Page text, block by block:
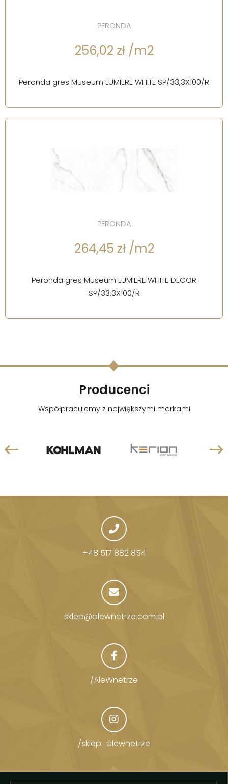
PERONDA
256,02 zł /m2
Peronda gres Museum LUMIERE WHITE SP/33,3X100/R
PERONDA
264,45 zł /m2
Peronda gres Museum LUMIERE WHITE DECOR
SP/33,3X100/R
Producenci
Współpracujemy z największymi markami
+48 517 882 854
sklep@alewnetrze.com.pl
/AleWnetrze
/sklep_alewnetrze